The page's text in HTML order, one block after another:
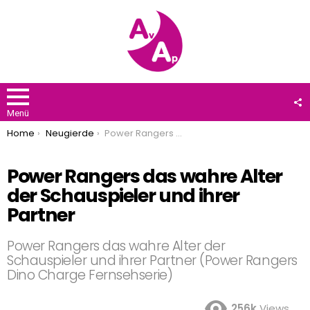
Menü
You are here:
Home Neugierde Power Rangers das wahre Alter der Schauspieler und ihrer Partner
Power Rangers das wahre Alter
der Schauspieler und ihrer
Partner
Power Rangers das wahre Alter der
Schauspieler und ihrer Partner (Power Rangers
Dino Charge Fernsehserie)